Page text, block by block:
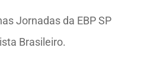
Jornadas da EBP SP
Brasileiro.